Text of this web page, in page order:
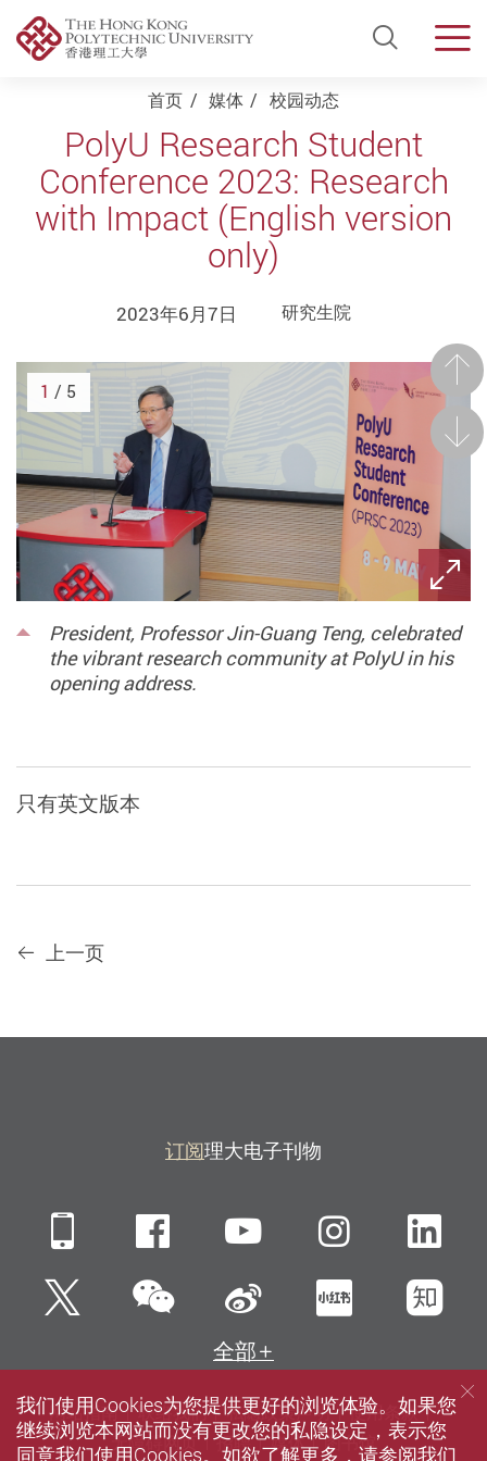
Open
Start main content
首页 媒体 校园动态
PolyU Research Student
Conference 2023: Research
with Impact (English version
only)
2023年6月7日 研究生院
前
President, Professor Jin-Guang Teng, celebrated
the vibrant research community at PolyU in his
opening address.
后一
1 / 5
只有英文版本
上一页
订阅理大电子刊物
Mobile FacebookYouTube
Twitter微信 新浪微博小红书知
全部
网站指南 联络我们 私隐政策声明
使用条款
无障碍网页
招聘 媒体 图书馆
我们使用Cookies为您提供更好的浏览体验。如果您
继续浏览本网站而没有更改您的私隐设定，表示您
同意我们使用Cookies。如欲了解更多，请参阅我们